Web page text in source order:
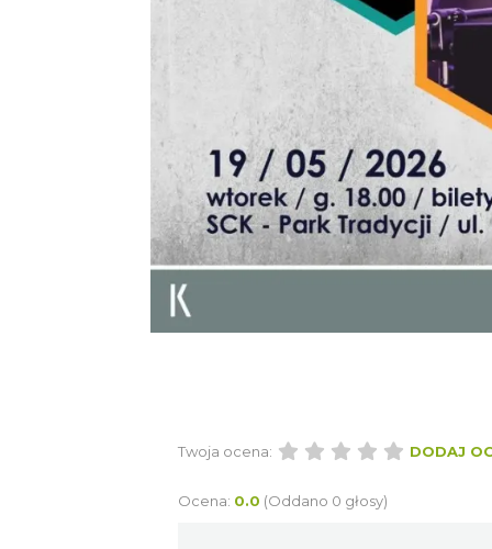
Twoja ocena: DODAJ
Ocena: 0.0 (Oddano 0 głosy)